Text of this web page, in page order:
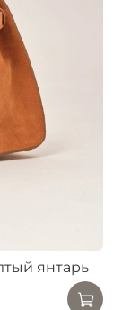
янтарь